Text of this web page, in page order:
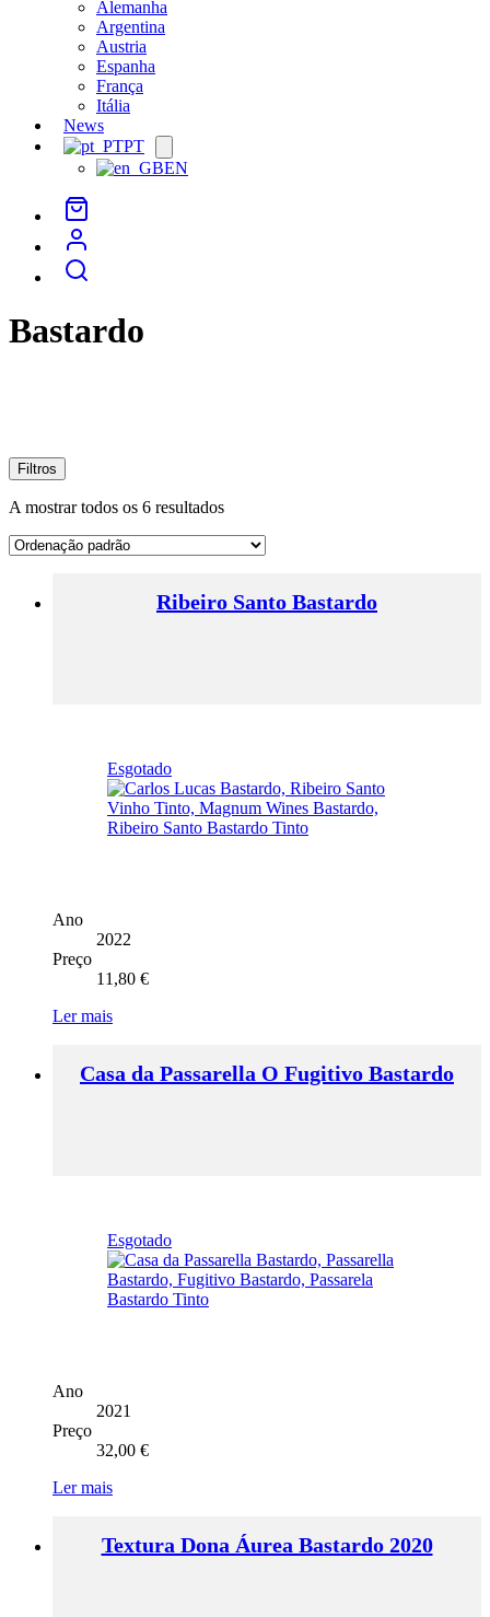
Alemanha
Argentina
Austria
Espanha
França
Itália
News
PT
menu
EN
Bastardo
Filtros
A mostrar todos os 6 resultados
Ribeiro Santo Bastardo
Esgotado
Ano
2022
Preço
11,80 €
Ler mais
Casa da Passarella O Fugitivo Bastardo
Esgotado
Ano
2021
Preço
32,00 €
Ler mais
Textura Dona Áurea Bastardo 2020